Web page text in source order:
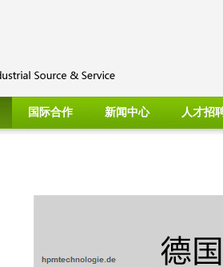
国际合作 新闻中心 人才招